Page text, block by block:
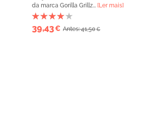
da marca Gorilla Grillz... [Ler mais]
39,43€ Antes: 41,50€